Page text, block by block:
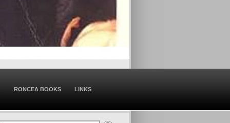
RONCEA BOOKS LINKS